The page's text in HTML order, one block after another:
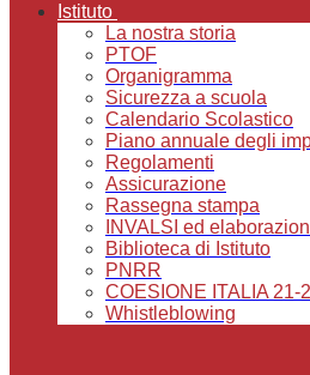
Istituto
La nostra storia
PTOF
Organigramma
Sicurezza a scuola
Calendario Scolastico
Piano annuale degli
Regolamenti
Assicurazione
Rassegna stampa
INVALSI ed
Biblioteca di Istituto
PNRR
COESIONE ITALIA 21-
Whistleblowing